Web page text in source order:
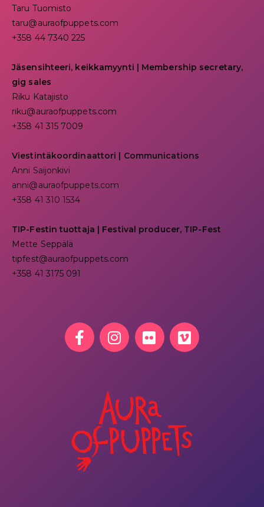
Taru Tuomisto
taru@auraofpuppets.com
+358 44 7340 225
Jäsensihteeri, keikkamyynti | Membership secretary,
gig sales
Riku Katajisto
riku@auraofpuppets.com
+358 41 315 7009
Viestintäkoordinaattori | Communications
Anni Saijonkivi
anni@auraofpuppets.com
+358 41 310 1534
TIP-Festin tuottaja | Festival producer, TIP-Fest
Mette Seppälä
tipfest@auraofpuppets.com
+358 41 3175 091